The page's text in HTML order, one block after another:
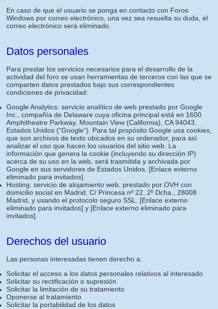
En caso de que el usuario se ponga en contacto con Foros
Windows por correo electrónico, una vez sea resuelta su duda, el
correo electrónico será eliminado.
Datos personales
Para prestar los servicios necesarios para el desarrollo de la
actividad del foro se usan herramientas de terceros con las que se
comparten datos prestados bajo sus correspondientes
condiciones de privacidad:
Google Analytics: servicio analítico de web prestado por Google
Inc., compañía de Delaware cuya oficina principal está en 1600
Amphitheatre Parkway, Mountain View (California), CA 94043,
Estados Unidos (“Google”). Para tal propósito Google usa cookies,
que son archivos de texto ubicados en su ordenador, para así
analizar el uso que hacen los usuarios del sitio web. La
información que genera la cookie (incluyendo su dirección IP)
acerca de su uso en la web, será trasmitida y archivada por
Google en sus servidores de Estados Unidos. [Enlace externo
eliminado para invitados]
Hosting: servicio de alojamiento web, prestado por OVH con
domicilio social en Madrid, C/ Princesa nº 22, 2º Dcha., 28008
Madrid, y usando el protocolo seguro SSL. [Enlace externo
eliminado para invitados] y [Enlace externo eliminado para
invitados]
Derechos del usuario
Las personas interesadas tienen derecho a:
Solicitar el acceso a los datos personales relativos al interesado
Solicitar su rectificación o supresión
Solicitar la limitación de su tratamiento
Oponerse al tratamiento
Solicitar la portabilidad de los datos